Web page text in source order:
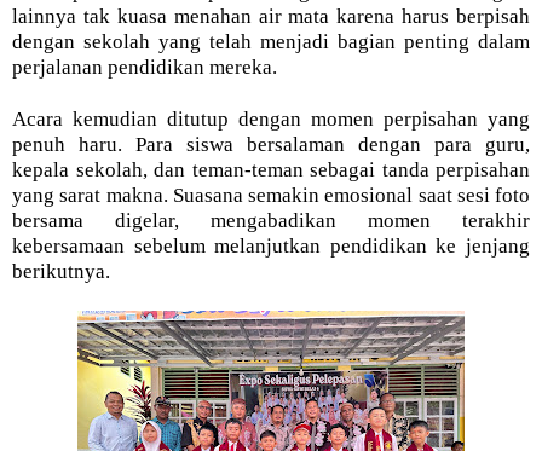
lainnya tak kuasa menahan air mata karena harus berpisah
dengan sekolah yang telah menjadi bagian penting dalam
perjalanan pendidikan mereka.
Acara kemudian ditutup dengan momen perpisahan yang
penuh haru. Para siswa bersalaman dengan para guru,
kepala sekolah, dan teman-teman sebagai tanda perpisahan
yang sarat makna. Suasana semakin emosional saat sesi foto
bersama digelar, mengabadikan momen terakhir
kebersamaan sebelum melanjutkan pendidikan ke jenjang
berikutnya.